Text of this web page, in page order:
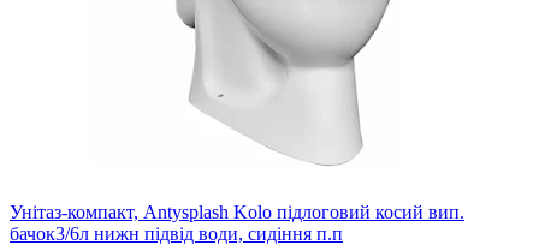
Унітаз-компакт, Antysplash Kolо підлоговий косий вип.
бачок3/6л нижн підвід води, сидіння п.п